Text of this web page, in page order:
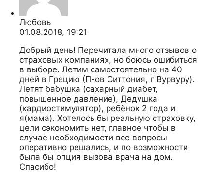
Любовь
01.08.2018, 19:21
Добрый день! Перечитала много отзывов о
страховых компаниях, но боюсь ошибиться
в выборе. Летим самостоятельно на 40
дней в Грецию (П-ов Ситтония, г Вурвуру).
Летят бабушка (сахарный диабет,
повышенное давление), Дедушка
(кардиостимулятор), ребёнок 2 года и
я(мама). Хотелось бы реальную страховку,
цели сэкономить нет, главное чтобы в
случае необходимости все вопросы
оперативно решались, и по возможности
была бы опция вызова врача на дом.
Спасибо!